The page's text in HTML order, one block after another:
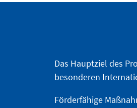
Das Hauptziel des
besonderen
Förderfähige